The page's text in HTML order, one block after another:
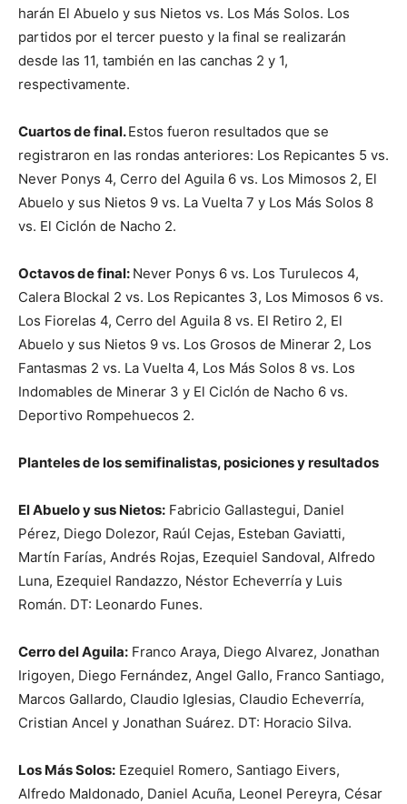
harán El Abuelo y sus Nietos vs. Los Más Solos. Los
partidos por el tercer puesto y la final se realizarán
desde las 11, también en las canchas 2 y 1,
respectivamente.
Cuartos de final.Estos fueron resultados que se
registraron en las rondas anteriores: Los Repicantes 5 vs.
Never Ponys 4, Cerro del Aguila 6 vs. Los Mimosos 2, El
Abuelo y sus Nietos 9 vs. La Vuelta 7 y Los Más Solos 8
vs. El Ciclón de Nacho 2.
Octavos de final: Never Ponys 6 vs. Los Turulecos 4,
Calera Blockal 2 vs. Los Repicantes 3, Los Mimosos 6 vs.
Los Fiorelas 4, Cerro del Aguila 8 vs. El Retiro 2, El
Abuelo y sus Nietos 9 vs. Los Grosos de Minerar 2, Los
Fantasmas 2 vs. La Vuelta 4, Los Más Solos 8 vs. Los
Indomables de Minerar 3 y El Ciclón de Nacho 6 vs.
Deportivo Rompehuecos 2.
Planteles de los semifinalistas, posiciones y resultados
El Abuelo y sus Nietos: Fabricio Gallastegui, Daniel
Pérez, Diego Dolezor, Raúl Cejas, Esteban Gaviatti,
Martín Farías, Andrés Rojas, Ezequiel Sandoval, Alfredo
Luna, Ezequiel Randazzo, Néstor Echeverría y Luis
Román. DT: Leonardo Funes.
Cerro del Aguila: Franco Araya, Diego Alvarez, Jonathan
Irigoyen, Diego Fernández, Angel Gallo, Franco Santiago,
Marcos Gallardo, Claudio Iglesias, Claudio Echeverría,
Cristian Ancel y Jonathan Suárez. DT: Horacio Silva.
Los Más Solos: Ezequiel Romero, Santiago Eivers,
Alfredo Maldonado, Daniel Acuña, Leonel Pereyra, César